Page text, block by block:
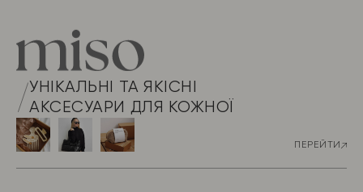
УНІКАЛЬНІ ТА ЯКІСНІ
АКСЕСУАРИ ДЛЯ КОЖНОЇ
ПЕРЕЙТИ